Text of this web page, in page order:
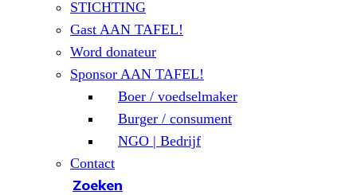
STICHTING
Gast AAN TAFEL!
Word donateur
Sponsor AAN TAFEL!
Boer / voedselmaker
Burger / consument
NGO | Bedrijf
Contact
Zoeken